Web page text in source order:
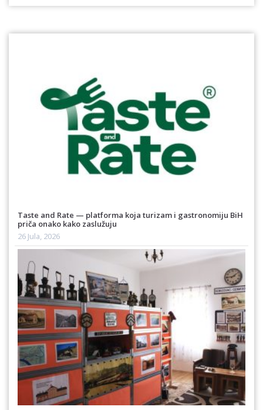
Taste and Rate — platforma koja turizam i gastronomiju BiH
priča onako kako zaslužuju
26 Jula, 2026